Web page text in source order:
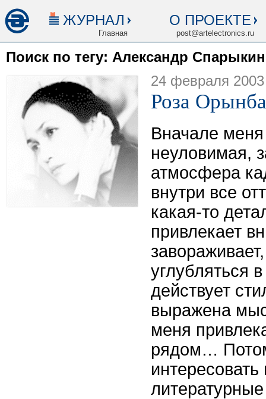
ЖУРНАЛ
Главная
О ПРОЕКТЕ
post@artelectronics.ru
Поиск по тегу: Александр Спарыкин
24 февраля 2003
Роза
Вначале
неуловимая,
атмосфера
внутри все
какая-то
привлекает
углубляться
действует
выражена
меня
рядом…